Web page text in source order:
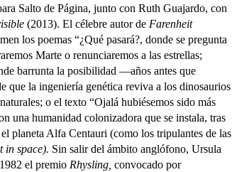
Salto de Página, junto con Ruth Guajardo, con
(2013). El célebre autor de Farenheit
los poemas “¿Qué pasará?, donde se pregunta
Marte o renunciaremos a las estrellas;
barrunta la posibilidad —años antes que
la ingeniería genética reviva a los dinosaurios
o el texto “Ojalá hubiésemos sido más
una humanidad colonizadora que se instala, tras
planeta Alfa Centauri (como los tripulantes de las
in space). Sin salir del ámbito anglófono, Ursula
el premio Rhysling, convocado por